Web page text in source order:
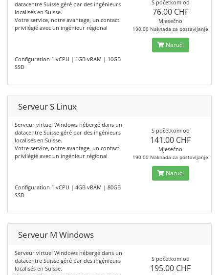
datacentre Suisse géré par des ingénieurs
localisés en Suisse.
Votre service, notre avantage, un contact
privilégié avec un ingénieur régional
Configuration 1 vCPU | 1GB vRAM | 10GB
SSD
S početkom od
76.00 CHF
Mjesečno
190.00 Naknada za postavljanje
Naruči
Serveur S Linux
Serveur virtuel Windows hébergé dans un
datacentre Suisse géré par des ingénieurs
localisés en Suisse.
Votre service, notre avantage, un contact
privilégié avec un ingénieur régional
Configuration 1 vCPU | 4GB vRAM | 80GB
SSD
S početkom od
141.00 CHF
Mjesečno
190.00 Naknada za postavljanje
Naruči
Serveur M Windows
Serveur virtuel Windows hébergé dans un
datacentre Suisse géré par des ingénieurs
localisés en Suisse.
S početkom od
195.00 CHF